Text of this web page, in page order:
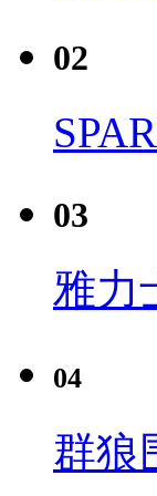
02
03
雅力
04
群狼